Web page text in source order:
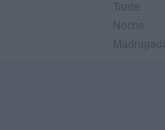
Tarde
Noche
Madrugada